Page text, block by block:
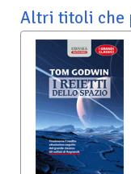
Altri titoli che